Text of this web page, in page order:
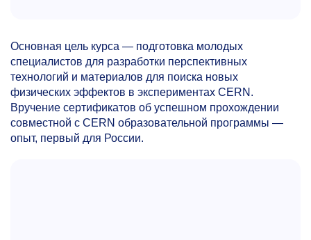
Основная цель курса — подготовка молодых
специалистов для разработки перспективных
технологий и материалов для поиска новых
физических эффектов в экспериментах CERN.
Вручение сертификатов об успешном прохождении
совместной с CERN образовательной программы —
опыт, первый для России.